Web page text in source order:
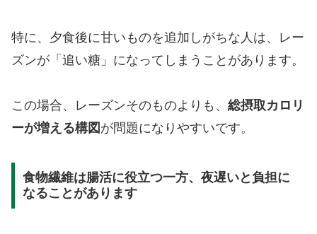
特に、夕食後に甘いものを追加しがちな人は、レー
ズンが「追い糖」になってしまうことがあります。
この場合、レーズンそのものよりも、 総摂取カロリ
ーが増える構図 が問題になりやすいです。
食物繊維は腸活に役立つ一方、夜遅いと負担に
なることがあります